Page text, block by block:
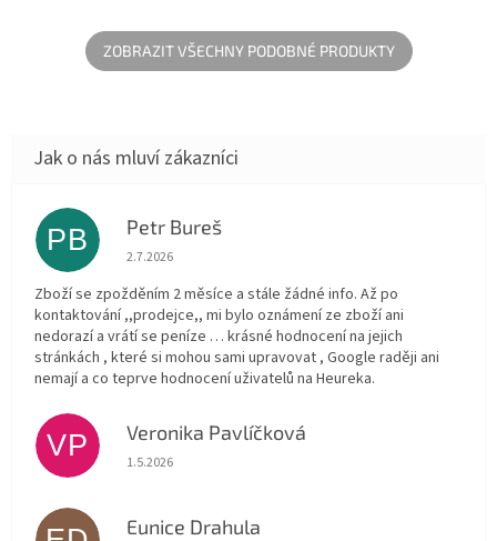
zatímco hebký plyšový materiál
velikost pro snadný úchop
malými...
ZOBRAZIT VŠECHNY PODOBNÉ PRODUKTY
PB Petr Bureš
Hodnocení obchodu je 1 z 5 hvězdiček.
2.7.2026
Zboží se zpožděním 2 měsíce a stále žádné info. Až po
kontaktování ,,prodejce,, mi bylo oznámení ze zboží ani
nedorazí a vrátí se peníze … krásné hodnocení na jejich
stránkách , které si mohou sami upravovat , Google raději ani
nemají a co teprve hodnocení uživatelů na Heureka.
VP Veronika Pavlíčková
Hodnocení obchodu je 5 z 5 hvězdiček.
1.5.2026
Eunice Drahula